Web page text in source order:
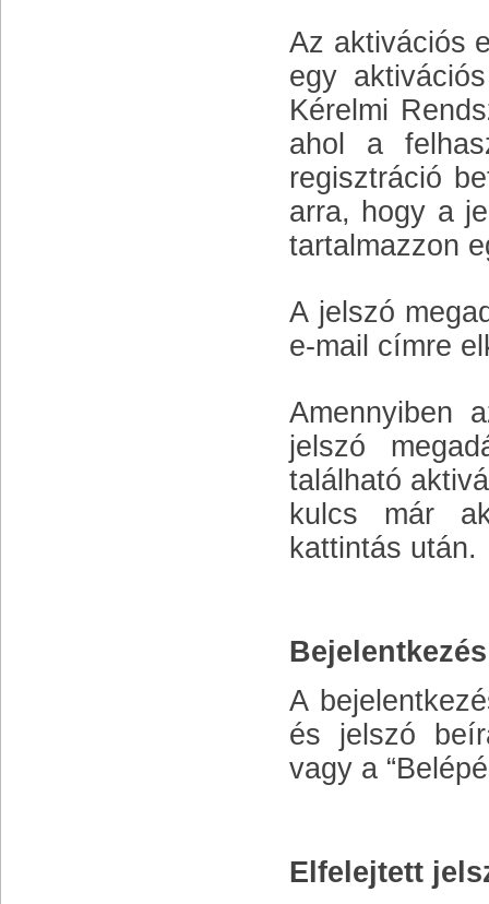
Az aktivációs
egy
Kérelmi
ahol a
regisztráció
arra, hogy a
tartalmazzon
A jelszó
e-mail címre
Amennyiben
jelszó
található
kulcs már
kattintás után.
Bejelentkezés
A
és jelszó
vagy a
Elfelejtett